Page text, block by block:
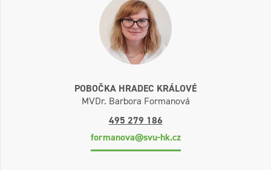
POBOČKA HRADEC KRÁLOVÉ
MVDr. Barbora Formanová
495 279 186
formanova@svu-hk.cz